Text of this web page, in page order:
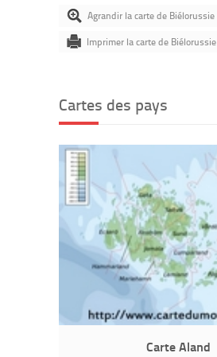
Agrandir la carte de Biélorussie
Imprimer la carte de Biélorussie
Cartes des pays
Carte Aland